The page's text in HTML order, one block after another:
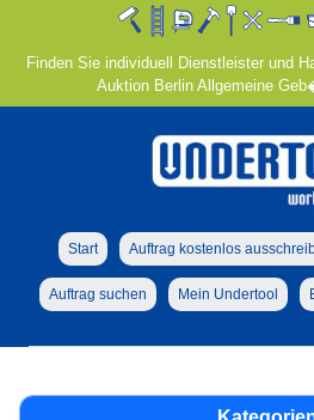
Finden Sie individuell Dienstleister und
Auktion Berlin Allgemeine
Start Auftrag kostenlos
Auftrag suchen Mein Undertool